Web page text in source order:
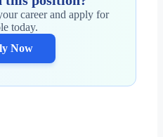
career and apply for
today.
Now